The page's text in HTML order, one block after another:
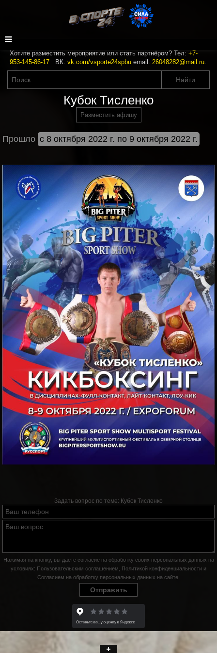
Хотите разместить мероприятие или стать партнёром? Тел: +7-
953-145-86-17 ВК: vk.com/vsporte24spbu email: 26048282@mail.ru.
Кубок Тисленко
Разместить афишу
Прошло с 8 октября 2022 г. по 9 октября 2022 г.
Задать вопрос по теме: Кубок Тисленко
Нажимая на кнопку, вы даете согласие на обработку своих персональных данных на
условиях: Пользовательским соглашением Политикой конфиденциальности и
Согласием на обработку персональных данных на сайте
Отправить